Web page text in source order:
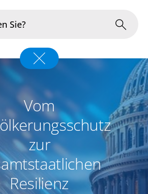
Vom
zur
Resilienz